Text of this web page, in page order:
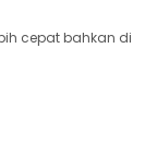
cepat bahkan di